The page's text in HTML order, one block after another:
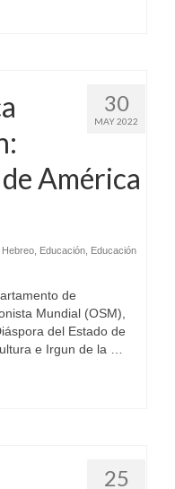
30
MAY 2022
América
Hebreo, Educación, Educación
de
Mundial (OSM),
del Estado de
e Irgun de la …
25